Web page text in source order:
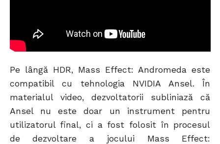
Pe lângă HDR, Mass Effect: Andromeda este
compatibil cu tehnologia NVIDIA Ansel. În
materialul video, dezvoltatorii subliniază că
Ansel nu este doar un instrument pentru
utilizatorul final, ci a fost folosit în procesul
de dezvoltare a jocului Mass Effect: